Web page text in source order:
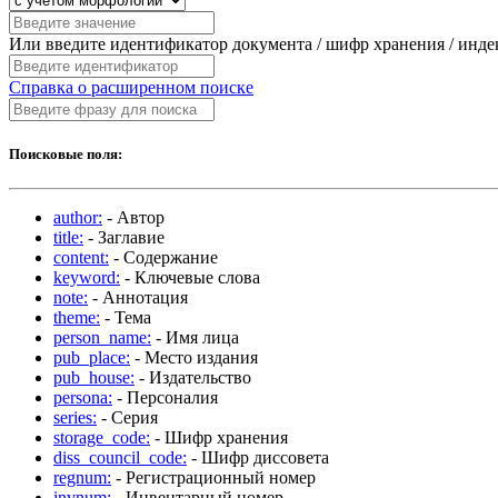
Или введите идентификатор документа / шифр хранения /
Справка о расширенном поиске
Поисковые поля:
author: - Автор
title: - Заглавие
content: - Содержание
keyword: - Ключевые слова
note: - Аннотация
theme: - Тема
person_name: - Имя лица
pub_place: - Место издания
pub_house: - Издательство
persona: - Персоналия
series: - Серия
storage_code: - Шифр хранения
diss_council_code: - Шифр диссовета
regnum: - Регистрационный номер